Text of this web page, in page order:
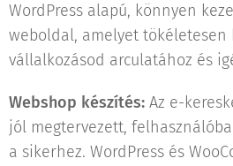
WordPress alapú, könnyen
weboldal, amelyet tökéletesen
vállalkozásod arculatához és
Webshop készítés: Az e-
jól megtervezett,
a sikerhez. WordPress és